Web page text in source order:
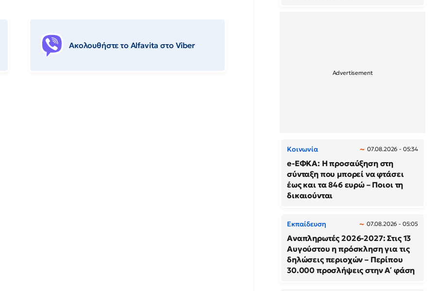
Ακολουθήστε το Αlfavita στο Viber
Κοινωνία 07.08.2026 - 05:34
e-ΕΦΚΑ: Η προσαύξηση στη
σύνταξη που μπορεί να φτάσει
έως και τα 846 ευρώ – Ποιοι τη
δικαιούνται
Εκπαίδευση 07.08.2026 - 05:05
Αναπληρωτές 2026-2027: Στις 13
Αυγούστου η πρόσκληση για τις
δηλώσεις περιοχών – Περίπου
30.000 προσλήψεις στην Α΄ φάση